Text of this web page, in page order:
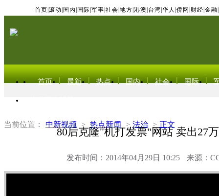
首页 滚动 国内 国际 军事 社会 地方 港澳 台湾 华人 侨网 财经 金融
首页 最新 热点 国内 社会 国际
当前位置： 中新视频 > 热点新闻 > 法治 > 正文
80后克隆"机打发票"网站 卖出27
发布时间：2014年04月29日 10:25 来源：